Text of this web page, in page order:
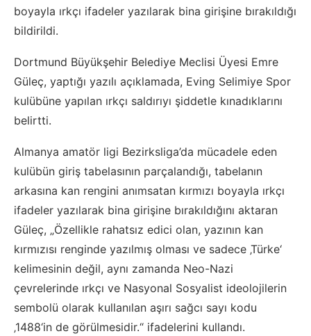
boyayla ırkçı ifadeler yazılarak bina girişine bırakıldığı
bildirildi.
Dortmund Büyükşehir Belediye Meclisi Üyesi Emre
Güleç, yaptığı yazılı açıklamada, Eving Selimiye Spor
kulübüne yapılan ırkçı saldırıyı şiddetle kınadıklarını
belirtti.
Almanya amatör ligi Bezirksliga’da mücadele eden
kulübün giriş tabelasının parçalandığı, tabelanın
arkasına kan rengini anımsatan kırmızı boyayla ırkçı
ifadeler yazılarak bina girişine bırakıldığını aktaran
Güleç, „Özellikle rahatsız edici olan, yazının kan
kırmızısı renginde yazılmış olması ve sadece ‚Türke‘
kelimesinin değil, aynı zamanda Neo-Nazi
çevrelerinde ırkçı ve Nasyonal Sosyalist ideolojilerin
sembolü olarak kullanılan aşırı sağcı sayı kodu
‚1488‘in de görülmesidir.“ ifadelerini kullandı.